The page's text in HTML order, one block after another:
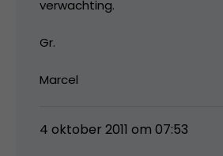
verwachting.
Gr.
Marcel
4 oktober 2011 om 07:53